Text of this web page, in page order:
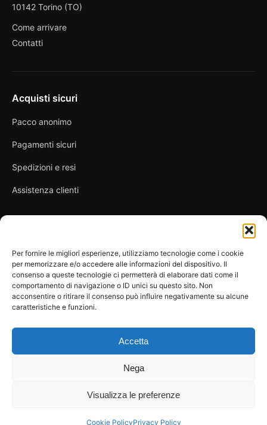
Per fornire le migliori esperienze, utilizziamo tecnologie come i cookie
per memorizzare e/o accedere alle informazioni del dispositivo. Il
consenso a queste tecnologie ci permetterà di elaborare dati come il
comportamento di navigazione o ID unici su questo sito. Non
acconsentire o ritirare il consenso può influire negativamente su alcune
caratteristiche e funzioni.
Accetta
Nega
Visualizza le preferenze
Cookie PolicyPrivacy Policy
10142 Torino (TO)
Come arrivare
Contatti
Acquisti sicuri
Pacco anonimo
Pagamenti sicuri
Spedizioni e resi
Assistenza clienti
Privacy Policy
Condizioni di vendita
© 2026 Spicy Secrets
Pagamenti gestiti tramite circuiti sicuri e certificati.